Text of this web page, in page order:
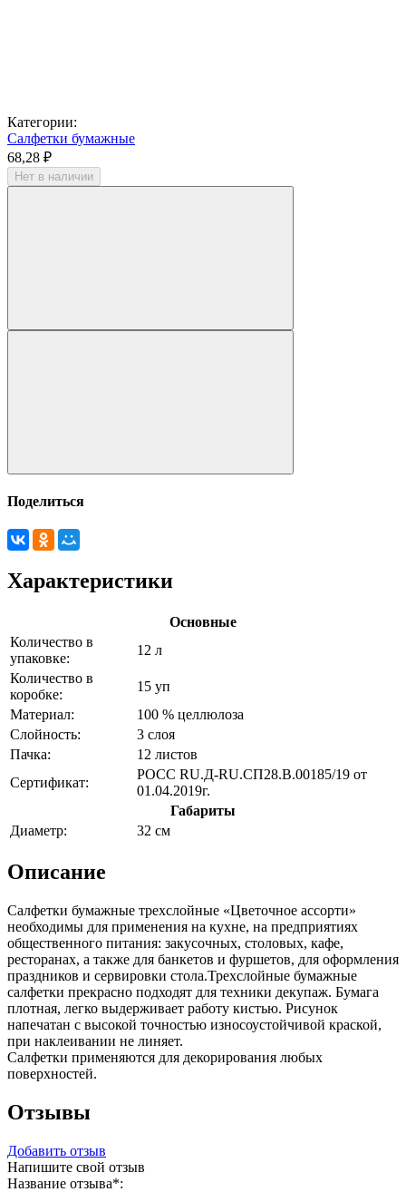
Категории:
Салфетки бумажные
68,28 ₽
Нет в наличии
Поделиться
Характеристики
Основные
Количество в
упаковке:
12 л
Количество в
коробке:
15 уп
Материал:
100 % целлюлоза
Слойность:
3 слоя
Пачка:
12 листов
Сертификат:
РОСС RU.Д-RU.СП28.В.00185/19 от
01.04.2019г.
Габариты
Диаметр:
32 см
Описание
Салфетки бумажные трехслойные «Цветочное ассорти»
необходимы для применения на кухне, на предприятиях
общественного питания: закусочных, столовых, кафе,
ресторанах, а также для банкетов и фуршетов, для оформления
праздников и сервировки стола.Трехслойные бумажные
салфетки прекрасно подходят для техники декупаж. Бумага
плотная, легко выдерживает работу кистью. Рисунок
напечатан с высокой точностью износоустойчивой краской,
при наклеивании не линяет.
Салфетки применяются для декорирования любых
поверхностей.
Отзывы
Добавить отзыв
Напишите свой отзыв
Название отзыва*: